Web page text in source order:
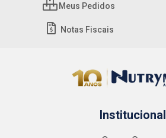
Meus Pedidos
Notas Fiscais
Institucional